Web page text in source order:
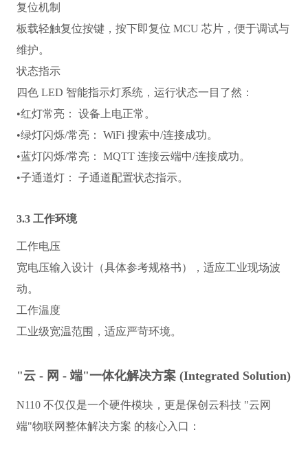
复位机制
板载轻触复位按键，按下即复位 MCU 芯片，便于调试与
维护。
状态指示
四色 LED 智能指示灯系统，运行状态一目了然：
•红灯常亮：
设备上电正常。
•绿灯闪烁/常亮：
WiFi 搜索中/连接成功。
•蓝灯闪烁/常亮：
MQTT 连接云端中/连接成功。
•子通道灯： 子通道配置状态指示。
3.3 工作环境
工作电压
宽电压输入设计（具体参考规格书），适应工业现场波
动。
工作温度
工业级宽温范围，适应严苛环境。
"云 - 网 - 端"一体化解决方案 (Integrated Solution)
N110 不仅仅是一个硬件模块，更是保创云科技 "云网
端"物联网整体解决方案 的核心入口：